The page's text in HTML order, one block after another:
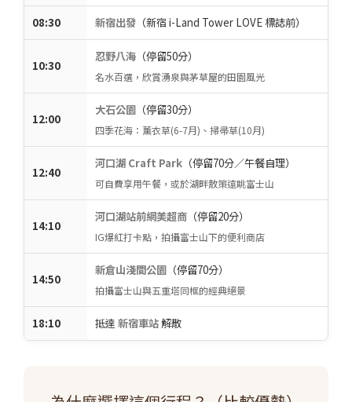
08:30 新宿出發 （新宿 i-Land Tower LOVE 標誌前）
10:30
忍野八海 （停留50分）
名水百選，欣賞湧泉與茅草屋的田園風光
12:00
大石公園 （停留30分）
四季花海：薰衣草(6-7月)、掃帚草(10月)
12:40
河口湖 Craft Park （停留70分／午餐自理）
可自費享用午餐，或於湖畔散策遠眺富士山
14:10
河口湖站前網美超商 （停留20分）
IG爆紅打卡點，拍攝富士山下的便利商店
14:50
新倉山淺間公園 （停留70分）
拍攝富士山與五重塔同框的經典絕景
18:10 抵達 新宿車站解散